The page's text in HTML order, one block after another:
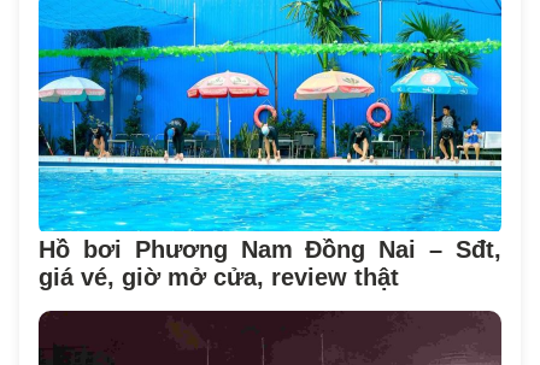
Hồ bơi Phương Nam Đồng Nai – Sđt,
giá vé, giờ mở cửa, review thật